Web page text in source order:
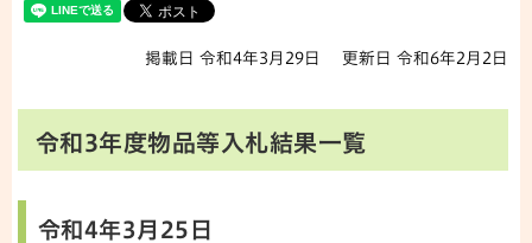
掲載日 令和4年3月29日 更新日 令和6年2月2日
令和3年度物品等入札結果一覧
令和4年3月25日